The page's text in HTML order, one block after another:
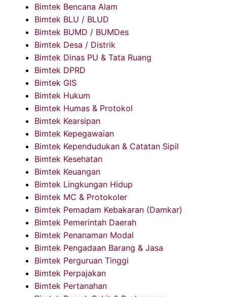
Bimtek Bencana Alam
Bimtek BLU / BLUD
Bimtek BUMD / BUMDes
Bimtek Desa / Distrik
Bimtek Dinas PU & Tata Ruang
Bimtek DPRD
Bimtek GIS
Bimtek Hukum
Bimtek Humas & Protokol
Bimtek Kearsipan
Bimtek Kepegawaian
Bimtek Kependudukan & Catatan Sipil
Bimtek Kesehatan
Bimtek Keuangan
Bimtek Lingkungan Hidup
Bimtek MC & Protokoler
Bimtek Pemadam Kebakaran (Damkar)
Bimtek Pemerintah Daerah
Bimtek Penanaman Modal
Bimtek Pengadaan Barang & Jasa
Bimtek Perguruan Tinggi
Bimtek Perpajakan
Bimtek Pertanahan